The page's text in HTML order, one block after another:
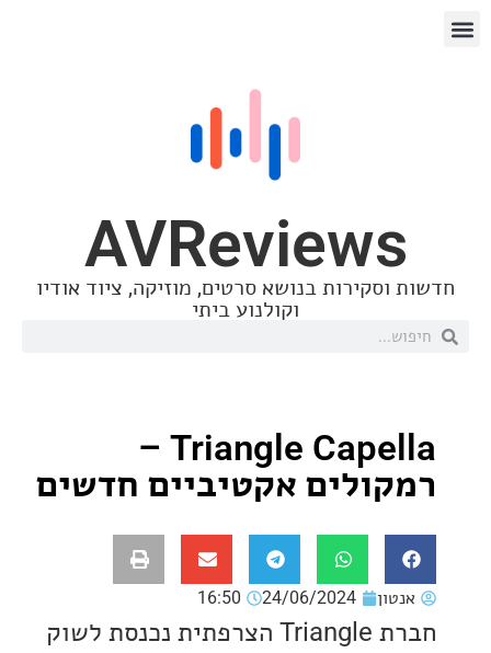
בנושא סרטים, מוזיקה, ציוד אודיו
וקולנוע ביתי
Triangle Capella –
אקטיביים חדשים
24/06/2024
16:50
חברת Triangle הצרפתית נכנסת לשוק